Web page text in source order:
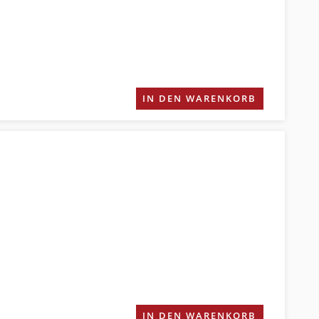
IN DEN WARENKORB
IN DEN WARENKORB